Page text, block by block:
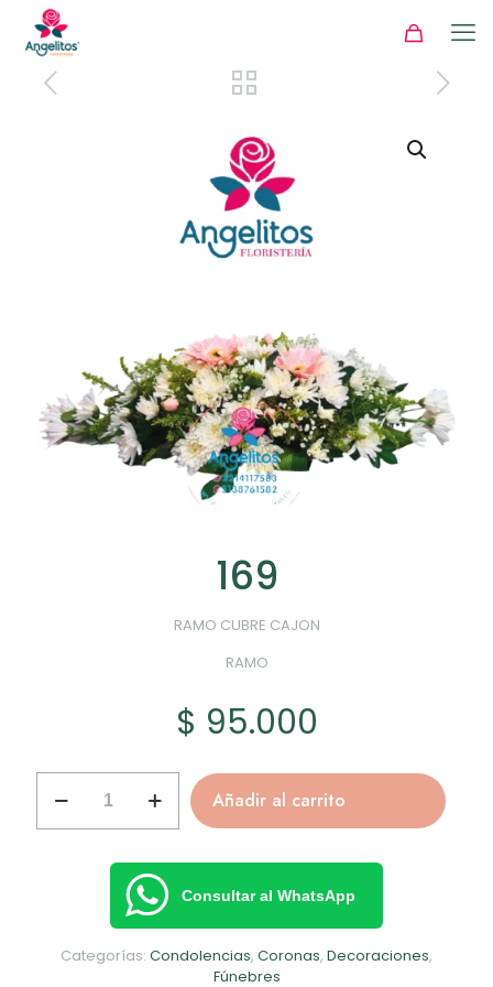
169
RAMO CUBRE CAJON
RAMO
$ 95.000
cantidad
Añadir al carrito
Consultar al WhatsApp
Categorías: Condolencias, Coronas, Decoraciones,
Fúnebres